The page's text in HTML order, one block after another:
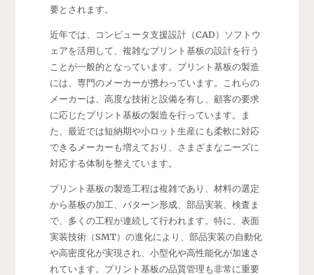
要とされます。
近年では、コンピュータ支援設計（CAD）ソフトウ
ェアを活用して、複雑なプリント基板の設計を行う
ことが一般的となっています。プリント基板の製造
には、専門のメーカーが携わっています。これらの
メーカーは、高度な技術と設備を有し、顧客の要求
に応じたプリント基板の製造を行っています。ま
た、最近では短納期や小ロット生産にも柔軟に対応
できるメーカーも増えており、さまざまなニーズに
対応する体制を整えています。
プリント基板の製造工程は複雑であり、材料の選定
から基板の加工、パターン形成、部品実装、検査ま
で、多くの工程が連続して行われます。特に、表面
実装技術（SMT）の進化により、部品実装の自動化
や高密度化が実現され、小型化や高性能化が加速さ
れています。プリント基板の品質管理も非常に重要